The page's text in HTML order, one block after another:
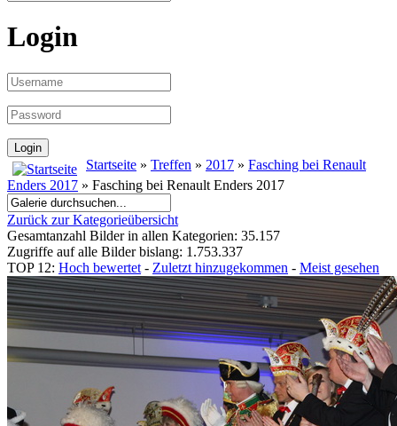
Login
Startseite » Treffen » 2017 » Fasching bei Renault
Enders 2017 » Fasching bei Renault Enders 2017
Zurück zur Kategorieübersicht
Gesamtanzahl Bilder in allen Kategorien: 35.157
Zugriffe auf alle Bilder bislang: 1.753.337
TOP 12: Hoch bewertet - Zuletzt hinzugekommen - Meist gesehen